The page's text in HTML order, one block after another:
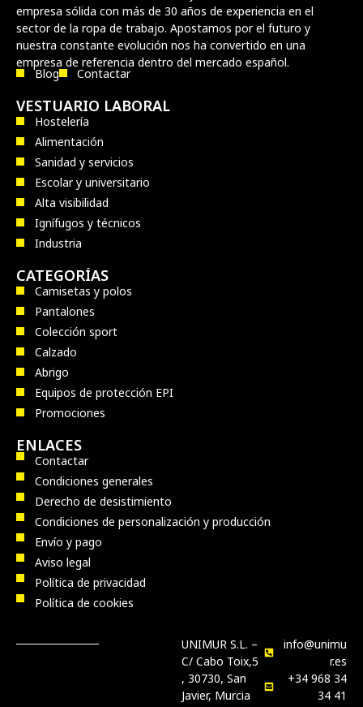
empresa sólida con más de 30 años de experiencia en el
sector de la ropa de trabajo. Apostamos por el futuro y
nuestra constante evolución nos ha convertido en una
empresa de referencia dentro del mercado español.
Blog Contactar
VESTUARIO LABORAL
Hostelería
Alimentación
Sanidad y servicios
Escolar y universitario
Alta visibilidad
Ignífugos y técnicos
Industria
CATEGORÍAS
Camisetas y polos
Pantalones
Colección sport
Calzado
Abrigo
Equipos de protección EPI
Promociones
ENLACES
Contactar
Condiciones generales
Derecho de desistimiento
Condiciones de personalización y producción
Envío y pago
Aviso legal
Política de privacidad
Política de cookies
UNIMUR S.L. –
C/ Cabo Toix,5
, 30730, San
Javier, Murcia
info@unimu
r.es
+34 968 34
34 41